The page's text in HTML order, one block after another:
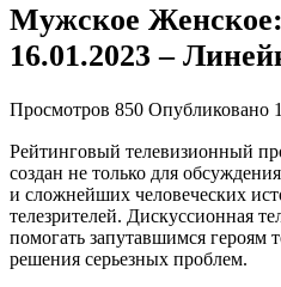
Мужское
16.01.2023 –
Просмотров 850 Опубликовано
Рейтинговый телевизионный
создан не только для
и сложнейших человеческих
телезрителей. Дискуссионная
помогать запутавшимся героям
решения серьезных проблем.